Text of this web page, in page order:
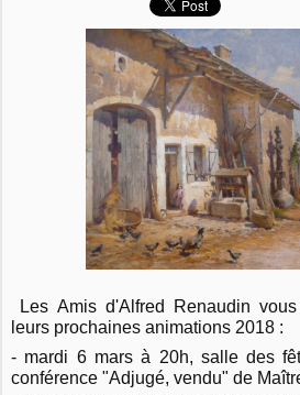
Les Amis d'Alfred Renaudin
leurs prochaines animations 2018 :
- mardi 6 mars à 20h, salle des
conférence "Adjugé, vendu" de